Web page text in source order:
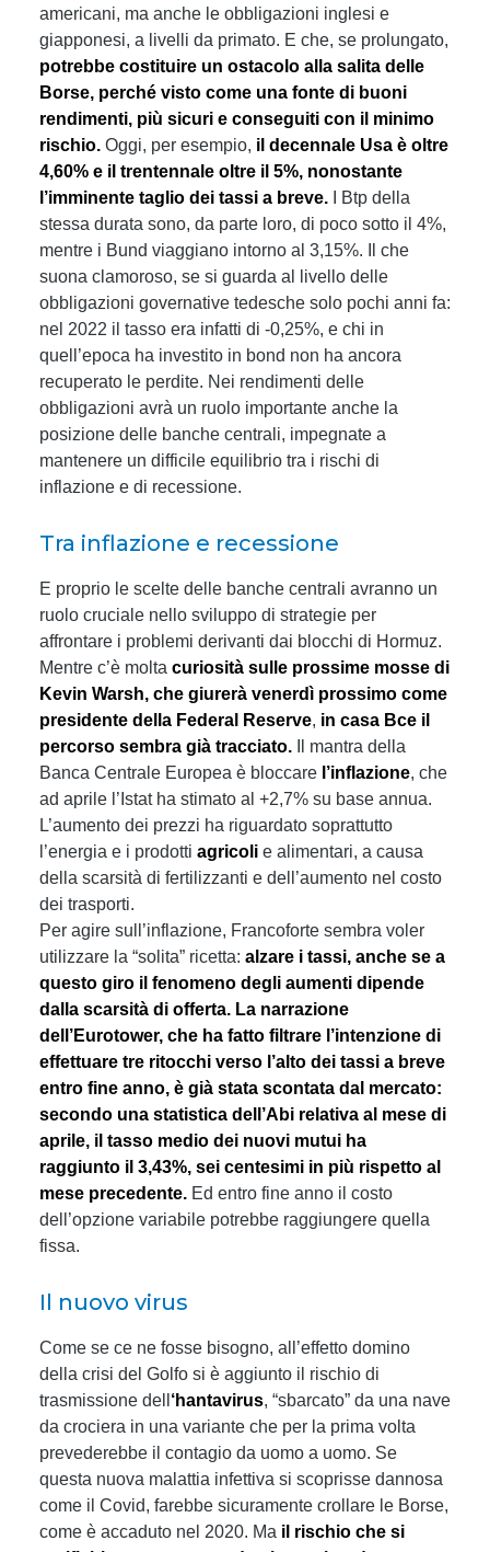
americani, ma anche le obbligazioni inglesi e
giapponesi, a livelli da primato. E che, se prolungato,
potrebbe costituire un ostacolo alla salita delle
Borse, perché visto come una fonte di buoni
rendimenti, più sicuri e conseguiti con il minimo
rischio. Oggi, per esempio, il decennale Usa è oltre
4,60% e il trentennale oltre il 5%, nonostante
l’imminente taglio dei tassi a breve. I Btp della
stessa durata sono, da parte loro, di poco sotto il 4%,
mentre i Bund viaggiano intorno al 3,15%. Il che
suona clamoroso, se si guarda al livello delle
obbligazioni governative tedesche solo pochi anni fa:
nel 2022 il tasso era infatti di -0,25%, e chi in
quell’epoca ha investito in bond non ha ancora
recuperato le perdite. Nei rendimenti delle
obbligazioni avrà un ruolo importante anche la
posizione delle banche centrali, impegnate a
mantenere un difficile equilibrio tra i rischi di
inflazione e di recessione.
Tra inflazione e recessione
E proprio le scelte delle banche centrali avranno un
ruolo cruciale nello sviluppo di strategie per
affrontare i problemi derivanti dai blocchi di Hormuz.
Mentre c’è molta curiosità sulle prossime mosse di
Kevin Warsh, che giurerà venerdì prossimo come
presidente della Federal Reserve, in casa Bce il
percorso sembra già tracciato. Il mantra della
Banca Centrale Europea è bloccare l’inflazione, che
ad aprile l’Istat ha stimato al +2,7% su base annua.
L’aumento dei prezzi ha riguardato soprattutto
l’energia e i prodotti agricoli e alimentari, a causa
della scarsità di fertilizzanti e dell’aumento nel costo
dei trasporti.
Per agire sull’inflazione, Francoforte sembra voler
utilizzare la “solita” ricetta: alzare i tassi, anche se a
questo giro il fenomeno degli aumenti dipende
dalla scarsità di offerta. La narrazione
dell’Eurotower, che ha fatto filtrare l’intenzione di
effettuare tre ritocchi verso l’alto dei tassi a breve
entro fine anno, è già stata scontata dal mercato:
secondo una statistica dell’Abi relativa al mese di
aprile, il tasso medio dei nuovi mutui ha
raggiunto il 3,43%, sei centesimi in più rispetto al
mese precedente. Ed entro fine anno il costo
dell’opzione variabile potrebbe raggiungere quella
fissa.
Il nuovo virus
Come se ce ne fosse bisogno, all’effetto domino
della crisi del Golfo si è aggiunto il rischio di
trasmissione dell ‘hantavirus, “sbarcato” da una nave
da crociera in una variante che per la prima volta
prevederebbe il contagio da uomo a uomo. Se
questa nuova malattia infettiva si scoprisse dannosa
come il Covid, farebbe sicuramente crollare le Borse,
come è accaduto nel 2020. Ma il rischio che si